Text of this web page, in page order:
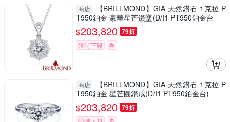
商店
【BRILLMOND】GIA 天然鑽石 1克拉 P
T950鉑金 豪華星芒鑽墜(D/I1 PT950鉑金台
$203,820 79折
限時下殺 券
商店
【BRILLMOND】GIA 天然鑽石 1克拉 P
T950鉑金 星芒圓鑽戒(D/I1 PT950鉑金台)
$203,820 79折